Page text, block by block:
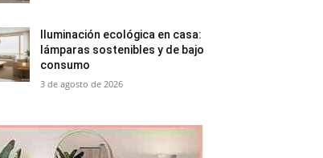
Iluminación ecológica en casa:
lámparas sostenibles y de bajo
consumo
3 de agosto de 2026